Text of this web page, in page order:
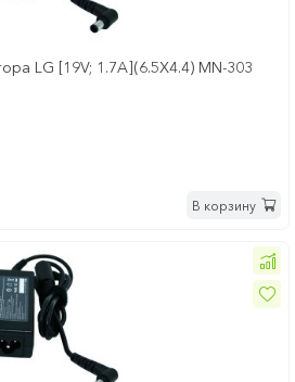
LG [19V; 1.7A](6.5Х4.4) MN-303
В корзину